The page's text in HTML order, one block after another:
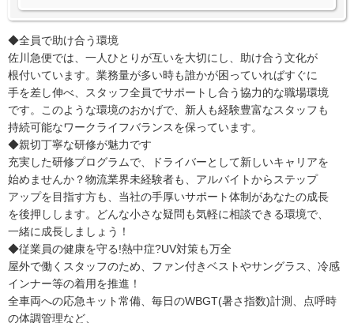
◆全員で助け合う環境
佐川急便では、一人ひとりが互いを大切にし、助け合う文化が
根付いています。業務量が多い時も誰かが困っていればすぐに
手を差し伸べ、スタッフ全員でサポートし合う協力的な職場環境
です。このような環境のおかげで、新人も経験豊富なスタッフも
持続可能なワークライフバランスを保っています。
◆親切丁寧な研修が魅力です
充実した研修プログラムで、ドライバーとして新しいキャリアを
始めませんか？物流業界未経験者も、アルバイトからステップ
アップを目指す方も、当社の手厚いサポート体制があなたの成長
を後押しします。どんな小さな疑問も気軽に相談できる環境で、
一緒に成長しましょう！
◆従業員の健康を守る!熱中症?UV対策も万全
屋外で働くスタッフのため、ファン付きベストやサングラス、冷感
インナー等の着用を推進！
全車両への応急キット常備、毎日のWBGT(暑さ指数)計測、点呼時
の体調管理など、